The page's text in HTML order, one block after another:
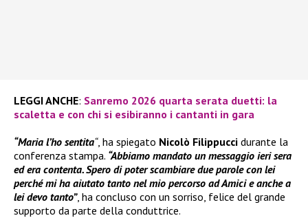
LEGGI ANCHE: Sanremo 2026 quarta serata duetti: la
scaletta e con chi si esibiranno i cantanti in gara
“Maria l’ho sentita“, ha spiegato Nicolò Filippucci durante la
conferenza stampa. “Abbiamo mandato un messaggio ieri sera
ed era contenta. Spero di poter scambiare due parole con lei
perché mi ha aiutato tanto nel mio percorso ad Amici e anche a
lei devo tanto”, ha concluso con un sorriso, felice del grande
supporto da parte della conduttrice.